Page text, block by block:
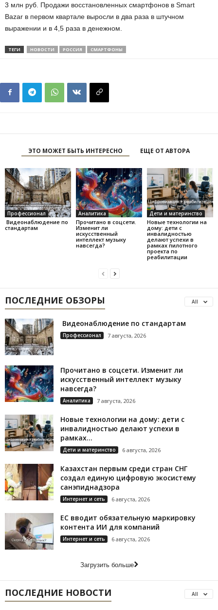
3 млн руб. Продажи восстановленных смартфонов в Smart
Bazar в первом квартале выросли в два раза в штучном
выражении и в 4,5 раза в денежном.
ТЕГИ НОВОСТИ РОССИЯ СМАРТФОНЫ
ЭТО МОЖЕТ БЫТЬ ИНТЕРЕСНО ЕЩЕ ОТ АВТОРА
Профессионал
Видеонаблюдение по
стандартам
Аналитика
Прочитано в соцсети.
Изменит ли
искусственный
интеллект музыку
навсегда?
Дети и материнство
Новые технологии на
дому: дети с
инвалидностью
делают успехи в
рамках пилотного
проекта по
реабилитации
ПОСЛЕДНИЕ ОБЗОРЫ All
Видеонаблюдение по стандартам
Профессионал 7 августа, 2026
Прочитано в соцсети. Изменит ли
искусственный интеллект музыку
навсегда?
Аналитика 7 августа, 2026
Новые технологии на дому: дети с
инвалидностью делают успехи в
рамках...
Дети и материнство 6 августа, 2026
Казахстан первым среди стран СНГ
создал единую цифровую экосистему
санэпиднадзора
Интернет и сеть 6 августа, 2026
ЕС вводит обязательную маркировку
контента ИИ для компаний
Интернет и сеть 6 августа, 2026
Загрузить больше
ПОСЛЕДНИЕ НОВОСТИ All